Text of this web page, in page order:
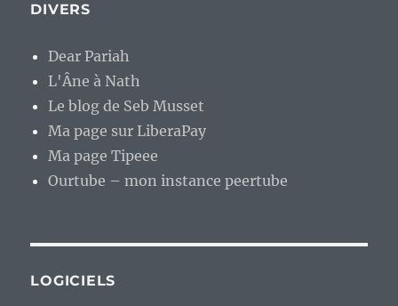
DIVERS
Dear Pariah
L'Âne à Nath
Le blog de Seb Musset
Ma page sur LiberaPay
Ma page Tipeee
Ourtube – mon instance peertube
LOGICIELS